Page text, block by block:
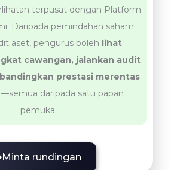
terpusat dengan Platform
Daripada pemindahan saham
aset, pengurus boleh lihat
cawangan, jalankan audit
prestasi merentas
—semua daripada satu papan
pemuka.
Minta rundingan